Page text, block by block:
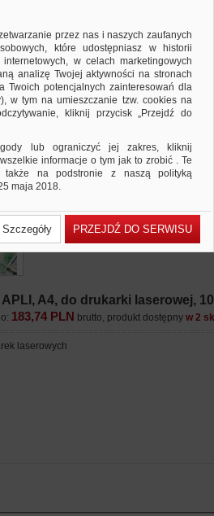
A4, do drukarki laserowej,
183,74 PLN brutto, produkt dostępnyw 2
laserowych
przez nas i naszych zaufanych
które udostępniasz w historii
w celach marketingowych
analizę Twojej aktywności na stronach
Twoich potencjalnych zainteresowań dla
w tym na umieszczanie tzw. cookies na
kliknij przycisk „Przejdź do
lub ograniczyć jej zakres, kliknij
informacje o tym jak to zrobić . Te
także na podstronie z naszą polityką
maja 2018.
podczas zakładania konta. Każda
i można ją w dowolnym momencie
(rozwiń)
Szczegóły PRZEJDŹ DO SERWISU